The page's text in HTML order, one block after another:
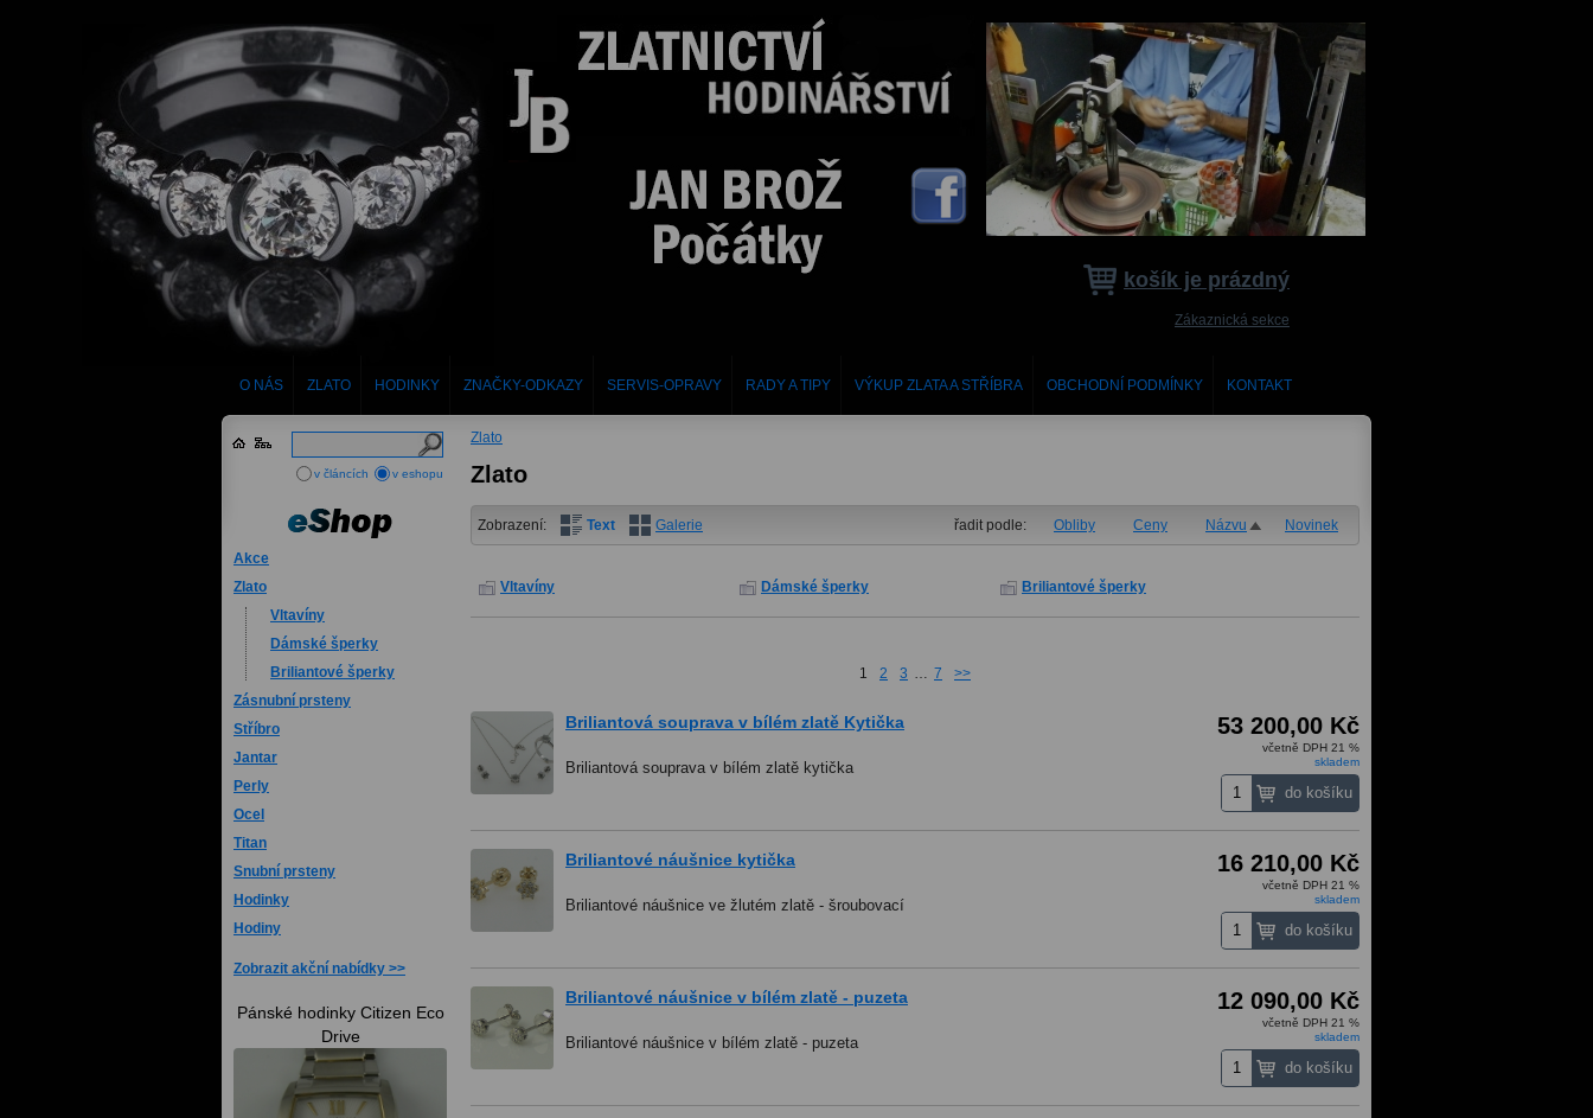
O NÁS ZLATO HODINKY ZNAČKY-ODKAZY SERVIS-OPRAVY RADY A TIPY VÝKUP ZLATA A STŘÍBRA OBCHODNÍ PODMÍNKY KONTAKT
Akce
Zlato
Vltavíny
Dámské šperky
Briliantové šperky
Zásnubní prsteny
Stříbro
Jantar
Perly
Ocel
Titan
Snubní prsteny
Hodinky
Hodiny
Zobrazit akční nabídky
Pánské hodinky Citizen Eco
Drive
Zlato
Zlato
Zobrazení: Text Galerie řadit podle: Obliby Ceny Názvu Novinek
Vltavíny Dámské šperky Briliantové šperky
1 2 3 7 >>
Briliantová souprava v bílém zlatě Kytička
Briliantová souprava v bílém zlatě kytička
53 200,00 Kč
včetně DPH 21 %
skladem
Briliantové náušnice kytička
Briliantové náušnice ve žlutém zlatě - šroubovací
16 210,00 Kč
včetně DPH 21 %
skladem
Briliantové náušnice v bílém zlatě - puzeta
Briliantové náušnice v bílém zlatě - puzeta
12 090,00 Kč
včetně DPH 21 %
skladem
v článcích v eshopu
košík je prázdný
Zákaznická sekce